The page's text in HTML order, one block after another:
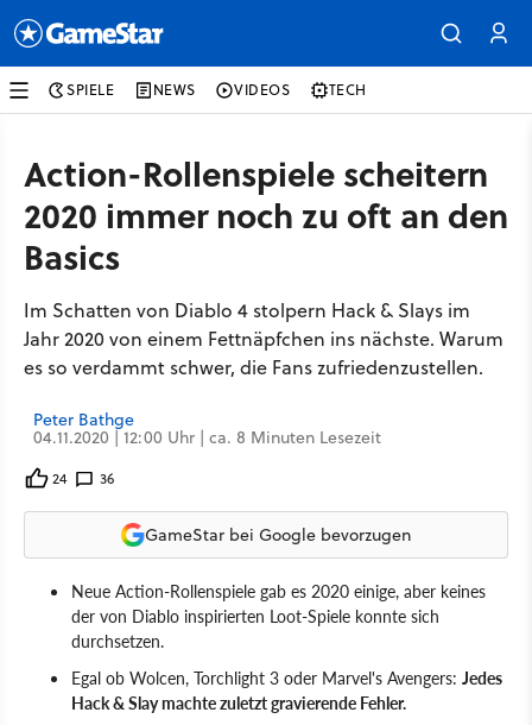
SPIELE NEWS VIDEOS TECH
Action-Rollenspiele scheitern
2020 immer noch zu oft an den
Basics
Im Schatten von Diablo 4 stolpern Hack & Slays im
Jahr 2020 von einem Fettnäpfchen ins nächste. Warum
es so verdammt schwer, die Fans zufriedenzustellen.
Peter Bathge
04.11.2020 | 12:00 Uhr | ca. 8 Minuten Lesezeit
24 36
GameStar bei Google bevorzugen
Neue Action-Rollenspiele gab es 2020 einige, aber keines
der von Diablo inspirierten Loot-Spiele konnte sich
durchsetzen.
Egal ob Wolcen, Torchlight 3 oder Marvel's Avengers: Jedes
Hack & Slay machte zuletzt gravierende Fehler.